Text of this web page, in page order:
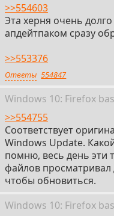
>>554603
Эта херня очень
апдейтпаком сразу
>>553376
Ответы 554847
Windows 10: Firefox
>>554755
Соответствует
Windows Update.
помню, весь день эти
файлов просматривал
чтобы обновиться.
Windows 10: Firefox